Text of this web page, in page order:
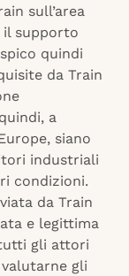
sull’area
il supporto
quindi
da Train
a
siano
industriali
condizioni.
da Train
e legittima
gli attori
gli